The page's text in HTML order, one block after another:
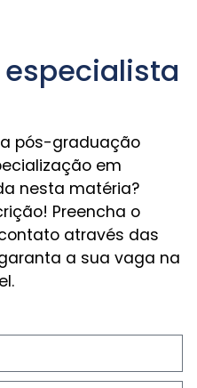
pós-graduação
em
nesta matéria?
Preencha o
através das
a sua vaga na